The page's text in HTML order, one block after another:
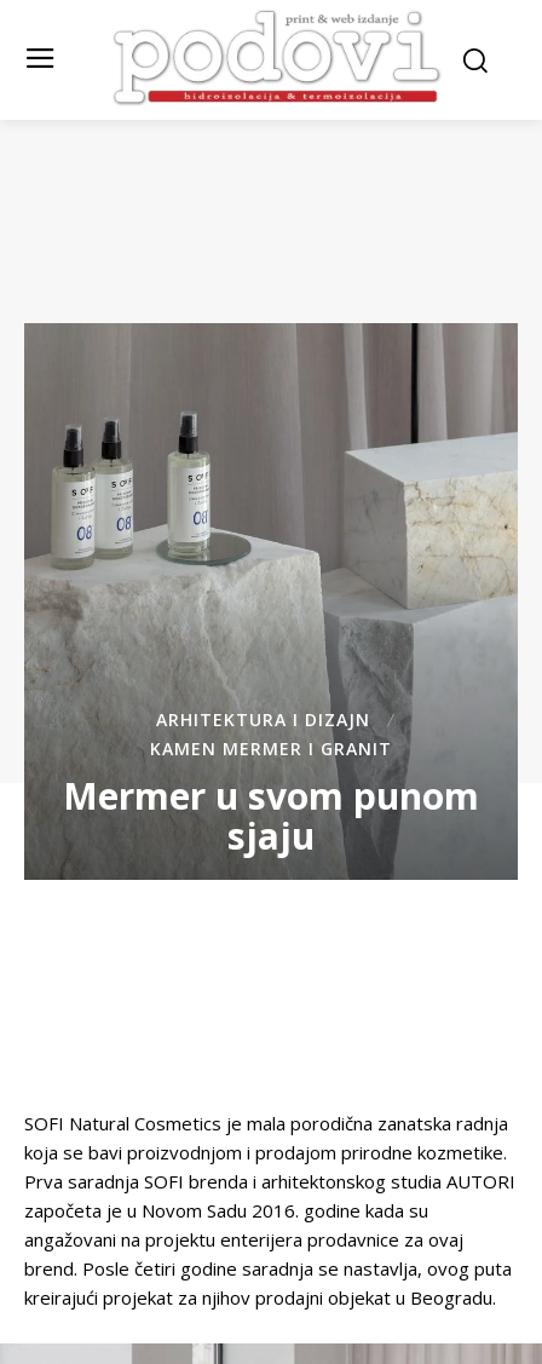
ARHITEKTURA I DIZAJN
KAMEN MERMER I GRANIT
Mermer u svom punom
sjaju
SOFI Natural Cosmetics je mala porodična zanatska radnja
koja se bavi proizvodnjom i prodajom prirodne kozmetike.
Prva saradnja SOFI brenda i arhitektonskog studia AUTORI
započeta je u Novom Sadu 2016. godine kada su
angažovani na projektu enterijera prodavnice za ovaj
brend. Posle četiri godine saradnja se nastavlja, ovog puta
kreirajući projekat za njihov prodajni objekat u Beogradu.